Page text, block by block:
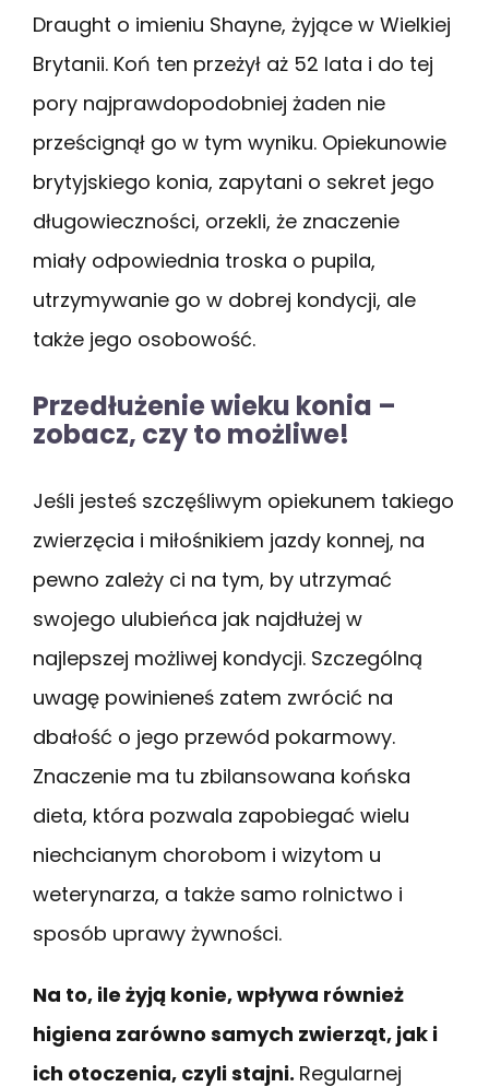
Draught o imieniu Shayne, żyjące w Wielkiej
Brytanii. Koń ten przeżył aż 52 lata i do tej
pory najprawdopodobniej żaden nie
prześcignął go w tym wyniku. Opiekunowie
brytyjskiego konia, zapytani o sekret jego
długowieczności, orzekli, że znaczenie
miały odpowiednia troska o pupila,
utrzymywanie go w dobrej kondycji, ale
także jego osobowość.
Przedłużenie wieku konia –
zobacz, czy to możliwe!
Jeśli jesteś szczęśliwym opiekunem takiego
zwierzęcia i miłośnikiem jazdy konnej, na
pewno zależy ci na tym, by utrzymać
swojego ulubieńca jak najdłużej w
najlepszej możliwej kondycji. Szczególną
uwagę powinieneś zatem zwrócić na
dbałość o jego przewód pokarmowy.
Znaczenie ma tu zbilansowana końska
dieta, która pozwala zapobiegać wielu
niechcianym chorobom i wizytom u
weterynarza, a także samo rolnictwo i
sposób uprawy żywności.
Na to, ile żyją konie, wpływa również
higiena zarówno samych zwierząt, jak i
ich otoczenia, czyli stajni. Regularnej